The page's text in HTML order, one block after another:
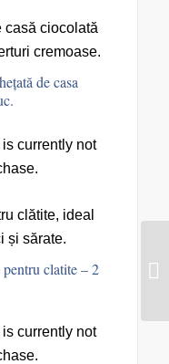
de casa
currently not
clatite – 2
currently not